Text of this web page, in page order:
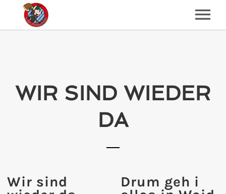
KONTAKT
ENDLICH WIEDER BIERZELT HOM
WIR SIND WIEDER
DA
Wir sind Drum geh i